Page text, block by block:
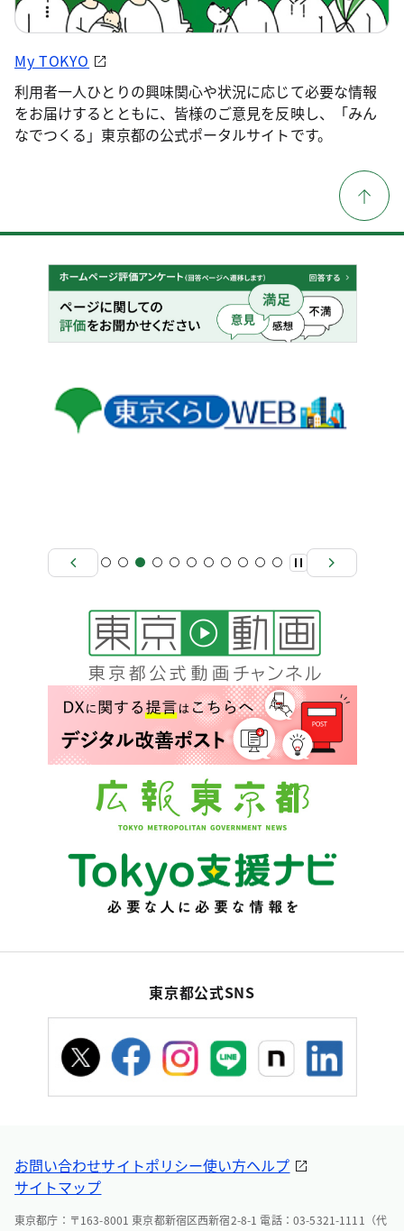
My TOKYO
利用者一人ひとりの興味関心や状況に応じて必要な情報
をお届けするとともに、皆様のご意見を反映し、「みん
なでつくる」東京都の公式ポータルサイトです。
東京都公式SNS
お問い合わせサイトポリシー使い方ヘルプ
サイトマップ
東京都庁：〒163-8001 東京都新宿区西新宿2-8-1 電話：03-5321-1111（代